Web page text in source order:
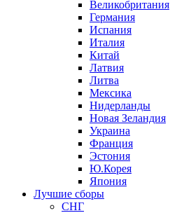
Великобритания
Германия
Испания
Италия
Китай
Латвия
Литва
Мексика
Нидерланды
Новая Зеландия
Украина
Франция
Эстония
Ю.Корея
Япония
Лучшие сборы
СНГ